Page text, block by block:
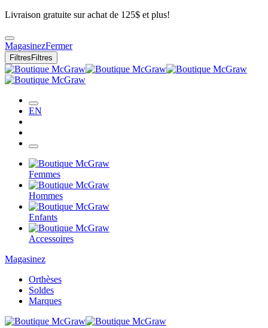
Livraison gratuite sur achat de 125$ et plus!
MagasinezFermer
Filtres Filtres
EN
Femmes
Hommes
Enfants
Accessoires
Magasinez
Orthèses
Soldes
Marques